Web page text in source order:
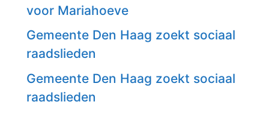
voor Mariahoeve
Gemeente Den Haag zoekt sociaal
raadslieden
Gemeente Den Haag zoekt sociaal
raadslieden